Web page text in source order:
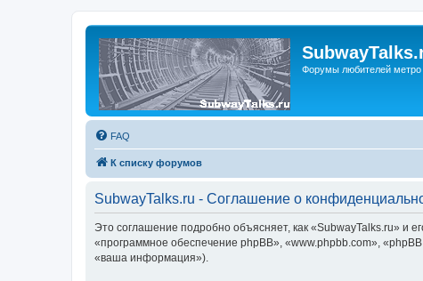
Форумы любителей метро
FAQ
К списку форумов
SubwayTalks.ru - Соглашение о
Это соглашение подробно объясняет, как «SubwayTalks.ru» и
«программное обеспечение phpBB», «www.phpbb.com»,
«ваша информация»).